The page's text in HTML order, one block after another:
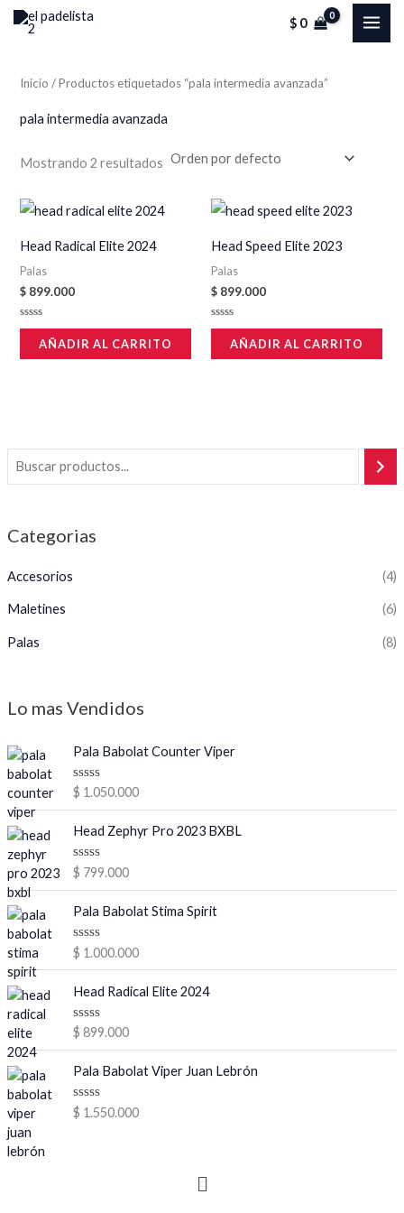
$0
Categorias
Accesorios (4)
Maletines (6)
Palas (8)
Lo mas Vendidos
Pala Babolat Counter Viper
V
a
o
a
d
o
e
n
0
d
e
5
$ 1.050.000
Head Zephyr Pro 2023 BXBL
V
a
o
a
d
o
e
n
0
d
e
5
$ 799.000
Pala Babolat Stima Spirit
V
a
o
a
d
o
e
n
0
d
e
5
$ 1.000.000
Head Radical Elite 2024
V
a
o
a
d
o
$ 899.000
Pala Babolat Viper Juan Lebrón
V
a
$ 1.550.000
Inicio / Productos etiquetados “pala intermedia avanzada”
pala intermedia avanzada
Mostrando 2 resultados
Head Radical Elite 2024
Palas
$ 899.000
Valorado
de
AÑADIR AL CARRITO
Head Speed Elite 2023
Palas
$ 899.000
Valorado
de
AÑADIR AL CARRITO
Menú